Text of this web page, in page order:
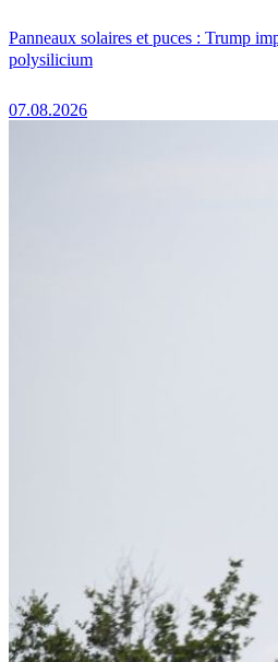
Panneaux solaires et puces : Trump
polysilicium
07.08.2026